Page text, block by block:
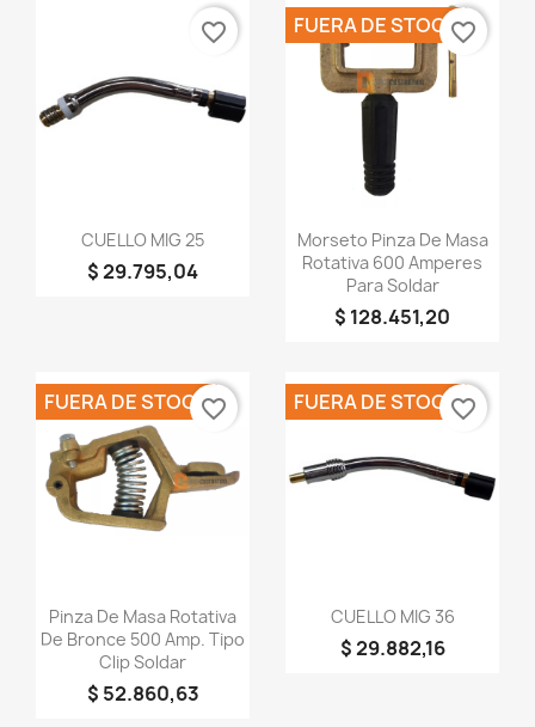
 Vista rápida
CUELLO MIG 25
$ 29.795,04
favorite_border
Vista rápida
Morseto Pinza De Masa
Rotativa 600 Amperes
Para Soldar
$ 128.451,20
FUERA DE STOCKfavorite_border
Vista rápida
Pinza De Masa Rotativa
De Bronce 500 Amp. Tipo
Clip Soldar
$ 52.860,63
FUERA DE STOCKfavorite_border
 Vista rápida
CUELLO MIG 36
$ 29.882,16
FUERA DE STOCKfavorite_border